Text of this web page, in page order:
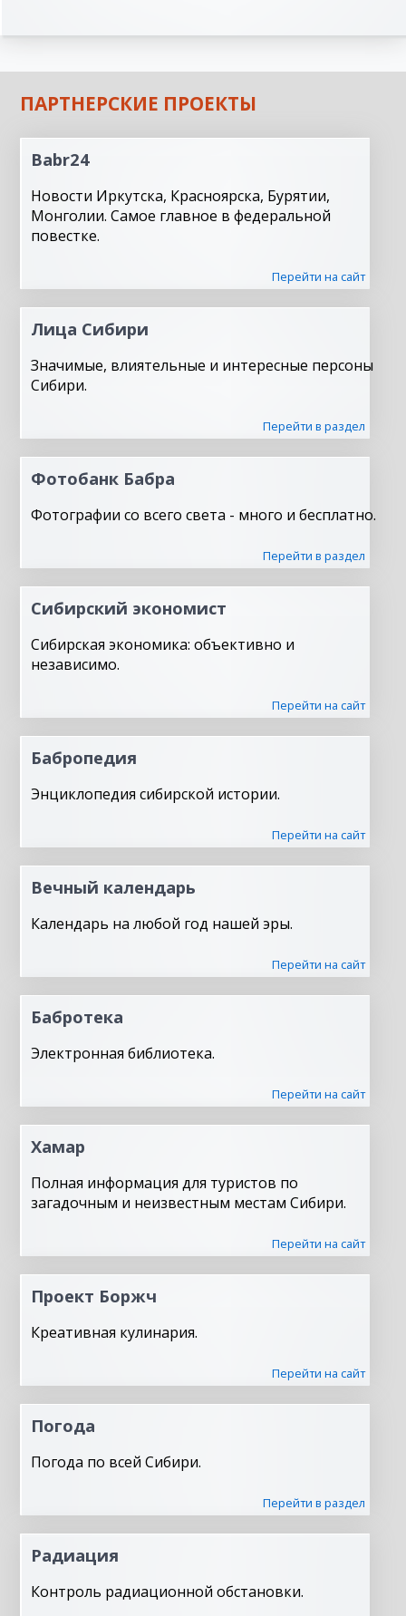
ПАРТНЕРСКИЕ ПРОЕКТЫ
Babr24
Новости Иркутска, Красноярска, Бурятии,
Монголии. Самое главное в федеральной
повестке.
Перейти на сайт
Лица Сибири
Значимые, влиятельные и интересные персоны
Сибири.
Перейти в раздел
Фотобанк Бабра
Фотографии со всего света - много и бесплатно.
Перейти в раздел
Сибирский экономист
Сибирская экономика: объективно и
независимо.
Перейти на сайт
Бабропедия
Энциклопедия сибирской истории.
Перейти на сайт
Вечный календарь
Календарь на любой год нашей эры.
Перейти на сайт
Бабротека
Электронная библиотека.
Перейти на сайт
Хамар
Полная информация для туристов по
загадочным и неизвестным местам Сибири.
Перейти на сайт
Проект Боржч
Креативная кулинария.
Перейти на сайт
Погода
Погода по всей Сибири.
Перейти в раздел
Радиация
Контроль радиационной обстановки.